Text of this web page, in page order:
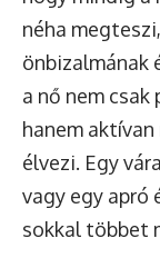
néha
önbizalmának
a nő nem
hanem
élvezi. Egy
vagy egy apró
sokkal többet